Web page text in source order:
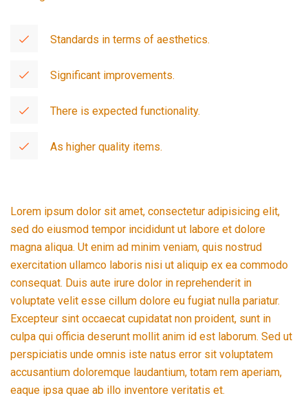
Standards in terms of aesthetics.
Significant improvements.
There is expected functionality.
As higher quality items.
Lorem ipsum dolor sit amet, consectetur adipisicing elit,
sed do eiusmod tempor incididunt ut labore et dolore
magna aliqua. Ut enim ad minim veniam, quis nostrud
exercitation ullamco laboris nisi ut aliquip ex ea commodo
consequat. Duis aute irure dolor in reprehenderit in
voluptate velit esse cillum dolore eu fugiat nulla pariatur.
Excepteur sint occaecat cupidatat non proident, sunt in
culpa qui officia deserunt mollit anim id est laborum. Sed ut
perspiciatis unde omnis iste natus error sit voluptatem
accusantium doloremque laudantium, totam rem aperiam,
eaque ipsa quae ab illo inventore veritatis et.